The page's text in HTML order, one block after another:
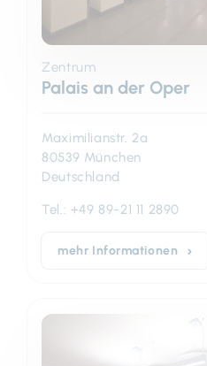
Zentrum
Palais an der Oper
Maximilianstr. 2a
80539 München
Deutschland
Tel.: +49 89-21 11 2890
mehr Informationen